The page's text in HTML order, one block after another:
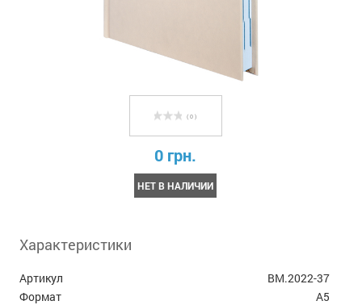
( 0 )
0 грн.
НЕТ В НАЛИЧИИ
Характеристики
Артикул
BM.2022-37
Формат
А5